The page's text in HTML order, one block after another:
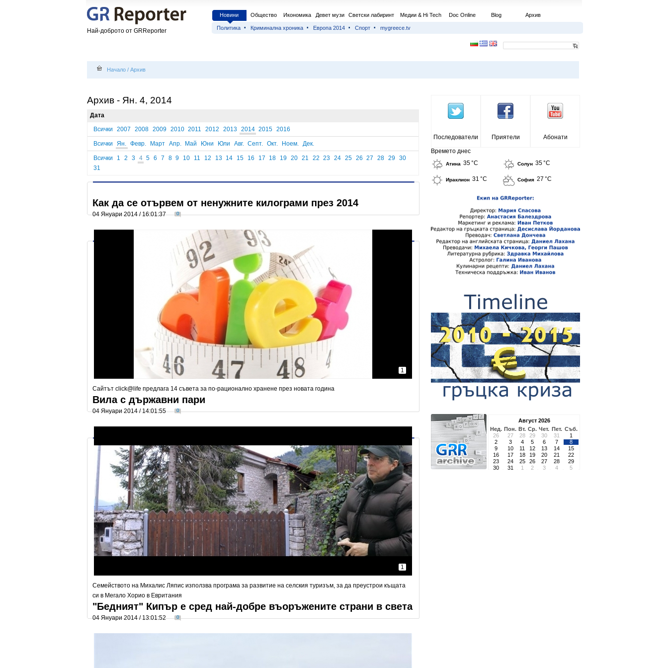
Най-доброто от GRReporter
Новини Общество Икономика Девет музи Светски лабиринт Медии & Hi Tech Doc Online Blog Архив
Политика Криминална хроника Европа 2014 Спорт mygreece.tv
Начало / Архив
Архив - Ян. 4, 2014
Дата
Всички
2007 2008 2009 2010 2011 2012 2013 2014 2015 2016
Всички Ян. Февр. Март Апр. Май Юни Юли Авг. Септ. Окт. Ноем. Дек.
Всички 1 2 3 4 5 6 7 8 9 10 11 12 13 14 15 16 17 18 19 20 21 22 23 24 25 26 27 28 29 30
31
Как да се отървем от ненужните килограми през 2014
04 Януари 2014 / 16:01:37 0
1
Сайтът click@life предлага 14 съвета за по-рационално хранене през новата година
Вила с държавни пари
04 Януари 2014 / 14:01:55 0
1
Семейството на Михалис Ляпис използва програма за развитие на селския туризъм, за да преустрои къщата
си в Мегало Хорио в Евритания
"Бедният" Кипър е сред най-добре въоръжените страни в света
04 Януари 2014 / 13:01:52 0
Последователи Приятели
Абонати
Времето днес
Атина 35 °C Солун 35 °C
Ираклион 31 °C София 27 °C
Август 2026
Нед. Пон. Вт. Ср. Чет. Пет. Съб.
26
27 28 29 30 31
1
2
3 4 5 6 7
8
9
10 11 12 13 14
15
16
17 18 19 20 21
22
23
24 25 26 27 28
29
30
31 1 2 3 4 5